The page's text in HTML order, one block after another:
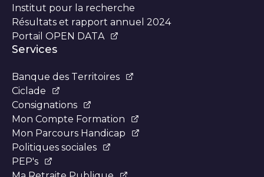
Institut pour la recherche
Résultats et rapport annuel 2024
Portail OPEN DATA
Services
Banque des Territoires
Ciclade
Consignations
Mon Compte Formation
Mon Parcours Handicap
Politiques sociales
PEP's